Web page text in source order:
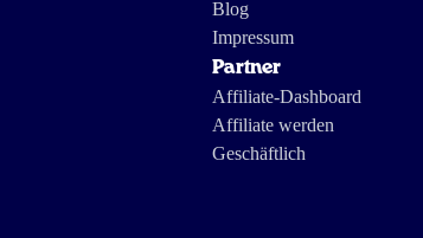
Blog
Impressum
Partner
Affiliate-Dashboard
Affiliate werden
Geschäftlich